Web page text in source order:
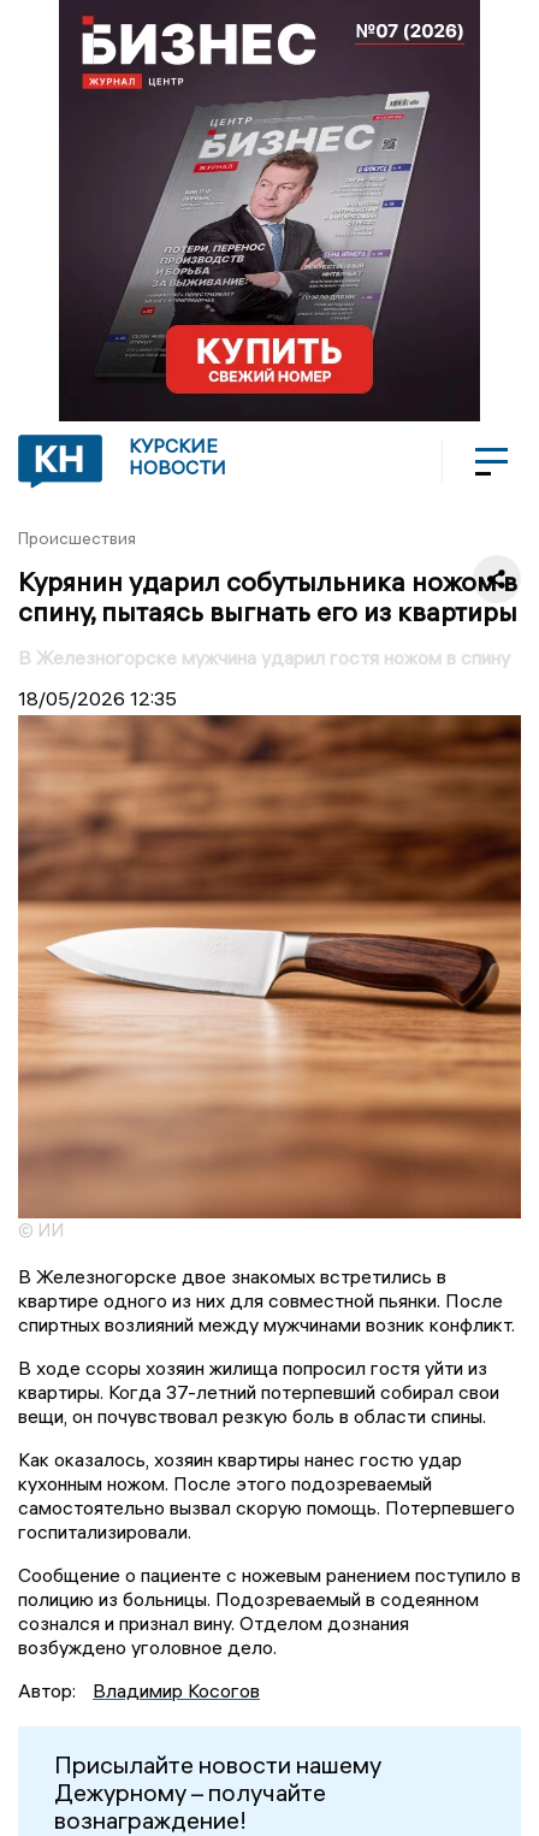
КУРСКИЕ
НОВОСТИ
Происшествия
Курянин ударил собутыльника ножом в
спину, пытаясь выгнать его из квартиры
В Железногорске мужчина ударил гостя ножом в спину
18/05/2026 12:35
© ИИ
В Железногорске двое знакомых встретились в
квартире одного из них для совместной пьянки. После
спиртных возлияний между мужчинами возник конфликт.
В ходе ссоры хозяин жилища попросил гостя уйти из
квартиры. Когда 37-летний потерпевший собирал свои
вещи, он почувствовал резкую боль в области спины.
Как оказалось, хозяин квартиры нанес гостю удар
кухонным ножом. После этого подозреваемый
самостоятельно вызвал скорую помощь. Потерпевшего
госпитализировали.
Сообщение о пациенте с ножевым ранением поступило в
полицию из больницы. Подозреваемый в содеянном
сознался и признал вину. Отделом дознания
возбуждено уголовное дело.
Автор:
Владимир Косогов
Присылайте новости нашему
Дежурному – получайте
вознаграждение!